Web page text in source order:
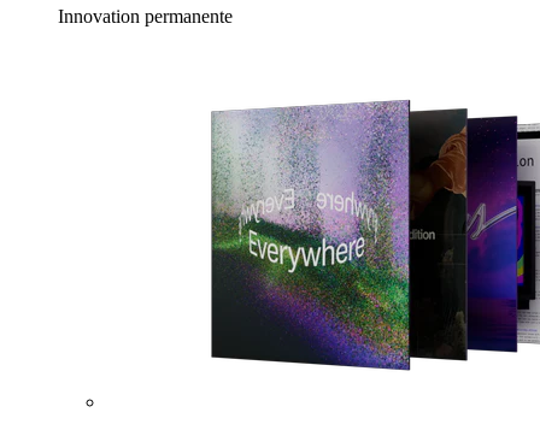
Innovation permanente